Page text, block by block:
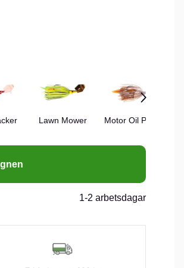
21g.n
Lawn Mower
1-2 arbetsdagar